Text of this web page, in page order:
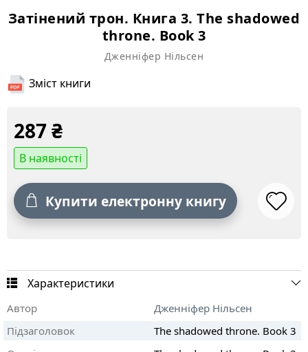
Затінений трон. Книга 3. The shadowed
throne. Book 3
Дженніфер Нільсен
Зміст книги
287 ₴
В наявності
Купити електронну книгу
Характеристики
Автор
Дженніфер Нільсен
Підзаголовок
The shadowed throne. Book 3